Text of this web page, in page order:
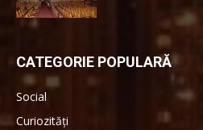
CATEGORIE POPULARĂ
Social
Curiozități